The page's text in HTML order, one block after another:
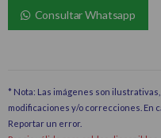
Consultar Whatsapp
* Nota: Las imágenes son
modificaciones y/o correcciones. En
Reportar un error.